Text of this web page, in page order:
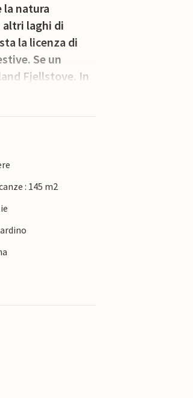
la natura
altri laghi di
la licenza di
Se un
Fjellstove. In
Dalla casa
è considerata
meridionale.
: 145 m2